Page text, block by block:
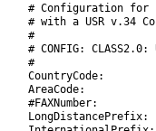
# Configuration for
# with a USR v.34
#
# CONFIG:
#
CountryCode:
AreaCode:
#FAXNumber:
LongDistancePrefix: